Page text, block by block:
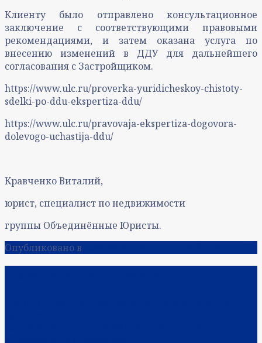
Клиенту было отправлено консультационное
заключение с соответствующими правовыми
рекомендациями, и затем оказана услуга по
внесению изменений в ДДУ для дальнейшего
согласования с Застройщиком.
https://www.ulc.ru/proverka-yuridicheskoy-chistoty-
sdelki-po-ddu-ekspertiza-ddu/
https://www.ulc.ru/pravovaja-ekspertiza-dogovora-
dolevogo-uchastija-ddu/
Кравченко Виталий,
юрист, специалист по недвижимости
группы Объединённые Юристы.
Опубликовано в